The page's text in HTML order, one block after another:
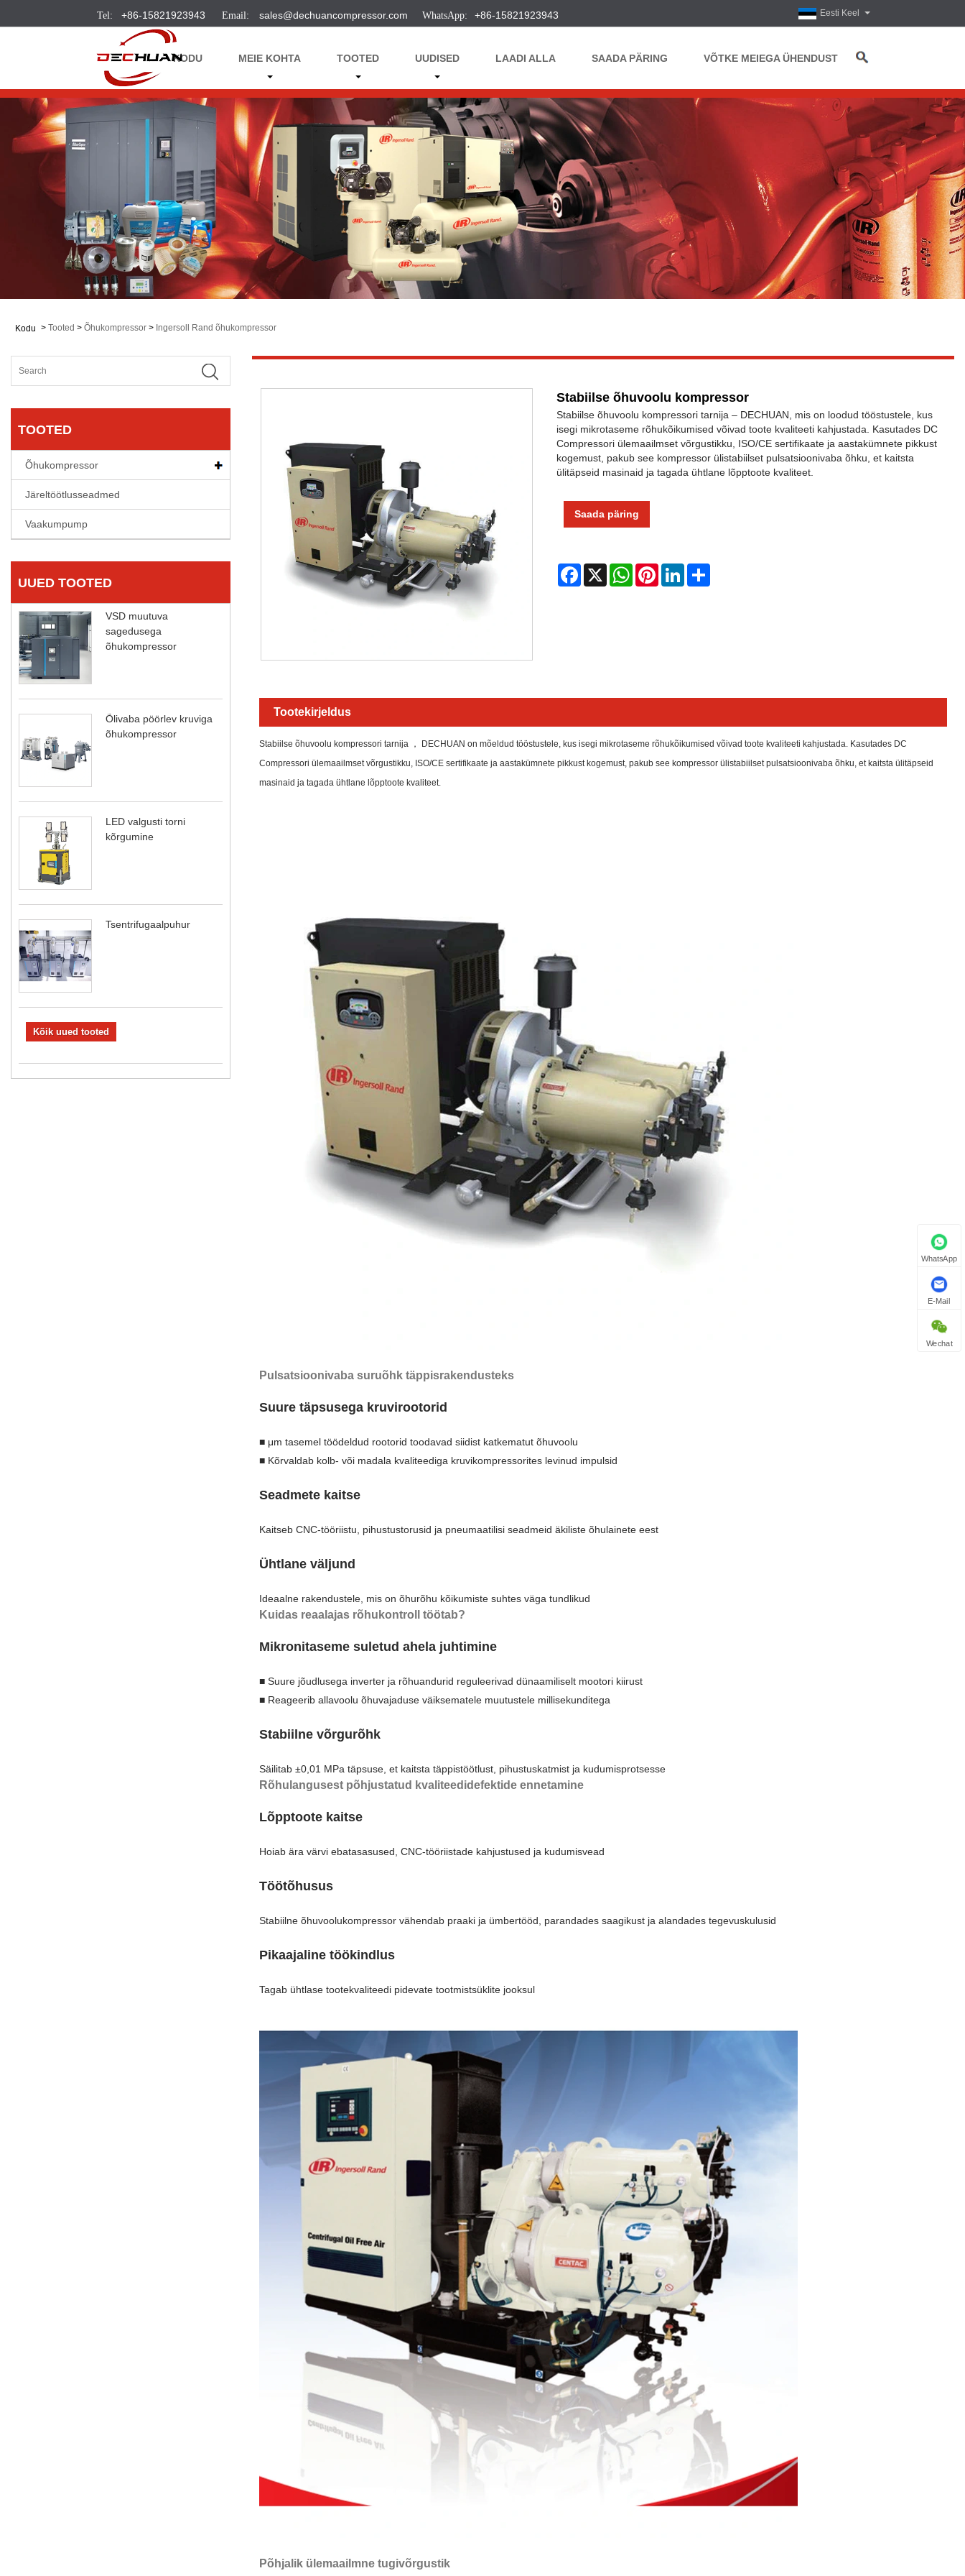
+86-15821923943 sales@dechuancompressor.com +86-15821923943 Eesti Keel
KODU MEIE KOHTA TOOTED UUDISED LAADI ALLA SAADA PÄRING VÕTKE MEIEGA ÜHENDUST
Kodu > Tooted > Õhukompressor > Ingersoll Rand õhukompressor
TOOTED
Õhukompressor
Järeltöötlusseadmed
Vaakumpump
UUED TOOTED
VSD muutuva
sagedusega
õhukompressor
Õlivaba pöörlev kruviga
õhukompressor
LED valgusti torni
kõrgumine
Tsentrifugaalpuhur
Kõik uued tooted
Stabiilse õhuvoolu kompressor
Stabiilse õhuvoolu kompressori tarnija – DECHUAN, mis on loodud tööstustele, kus
isegi mikrotaseme rõhukõikumised võivad toote kvaliteeti kahjustada. Kasutades DC
Compressori ülemaailmset võrgustikku, ISO/CE sertifikaate ja aastakümnete pikkust
kogemust, pakub see kompressor ülistabiilset pulsatsioonivaba õhku, et kaitsta
ülitäpseid masinaid ja tagada ühtlane lõpptoote kvaliteet.
Saada päring
Facebook
X WhatsAppPinterestLinkedInShare
Tootekirjeldus
Stabiilse õhuvoolu kompressori tarnija ， DECHUAN on mõeldud tööstustele, kus isegi mikrotaseme rõhukõikumised võivad toote kvaliteeti kahjustada. Kasutades DC
Compressori ülemaailmset võrgustikku, ISO/CE sertifikaate ja aastakümnete pikkust kogemust, pakub see kompressor ülistabiilset pulsatsioonivaba õhku, et kaitsta ülitäpseid
masinaid ja tagada ühtlane lõpptoote kvaliteet.
Pulsatsioonivaba suruõhk täppisrakendusteks
Suure täpsusega kruvirootorid
■ μm tasemel töödeldud rootorid toodavad siidist katkematut õhuvoolu
■ Kõrvaldab kolb- või madala kvaliteediga kruvikompressorites levinud impulsid
Seadmete kaitse
Kaitseb CNC-tööriistu, pihustustorusid ja pneumaatilisi seadmeid äkiliste õhulainete eest
Ühtlane väljund
Ideaalne rakendustele, mis on õhurõhu kõikumiste suhtes väga tundlikud
Kuidas reaalajas rõhukontroll töötab?
Mikronitaseme suletud ahela juhtimine
■ Suure jõudlusega inverter ja rõhuandurid reguleerivad dünaamiliselt mootori kiirust
■ Reageerib allavoolu õhuvajaduse väiksematele muutustele millisekunditega
Stabiilne võrgurõhk
Säilitab ±0,01 MPa täpsuse, et kaitsta täppistöötlust, pihustuskatmist ja kudumisprotsesse
Rõhulangusest põhjustatud kvaliteedidefektide ennetamine
Lõpptoote kaitse
Hoiab ära värvi ebatasasused, CNC-tööriistade kahjustused ja kudumisvead
Töötõhusus
Stabiilne õhuvoolukompressor vähendab praaki ja ümbertööd, parandades saagikust ja alandades tegevuskulusid
Pikaajaline töökindlus
Tagab ühtlase tootekvaliteedi pidevate tootmistsüklite jooksul
Põhjalik ülemaailmne tugivõrgustik
WhatsApp
E-Mail
Wechat